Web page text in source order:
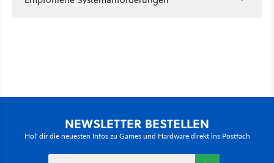
NEWSLETTER BESTELLEN
Hol' dir die neuesten Infos zu Games und Hardware direkt ins Postfach